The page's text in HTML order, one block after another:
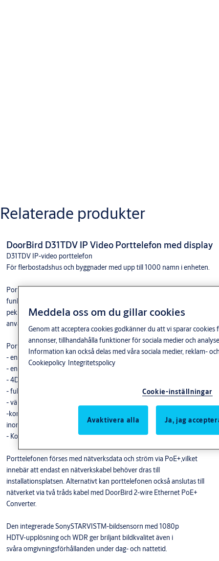
Varianter
DoorBird D1101V IP Video Porttelefon 1
Knapp
Relaterade produkter
DoorBird D31TDV IP Video Porttelefon med display
D31TDV IP-video porttelefon
För flerbostadshus och byggnader med upp till 1000 namn i enheten.
Porttelefonen sätter nya standarder när det gäller moderndesign,
funktionalitet och användarvänlighet. Den har en extremt ljusstark7”
pekskärm som är lätt att läsa av även idirekt solljus och som kan
användas av besökare även i dåligtväder som regn och snö.
Porttelefonen har innovativa funktioner som t.ex
- en integrerad RFID- och QR-kodläsare
- en virtuell knappsats
- 4D-rörelsesensor
- fullständig fjärrkonfigurering via app, webbläsare
- väldokumenterat API-gränssnitt
-kompatibilitet med mer än 80 tredjepartslösningar
inom smarta hem, fastighetsautomation och passerkontroll.
- Kompatibel med ARXtele tjänst
Porttelefonen förses med nätverksdata och ström via PoE+,vilket
innebär att endast en nätverkskabel behöver dras till
installationsplatsen. Alternativt kan porttelefonen också anslutas till
nätverket via två tråds kabel med DoorBird 2-wire Ethernet PoE+
Converter.
Den integrerade SonySTARVISTM-bildsensorn med 1080p
HDTV-upplösning och WDR ger briljant bildkvalitet även i
svåra omgivningsförhållanden under dag- och nattetid.
Meddela oss om du gillar cookies
Genom att acceptera cookies godkänner du att vi sparar cookies
annonser, tillhandahålla funktioner för sociala medier och
Information kan också delas med våra sociala medier, reklam-
Cookiepolicy Integritetspolicy
Cookie-inställningar
Avaktivera alla Ja, jag